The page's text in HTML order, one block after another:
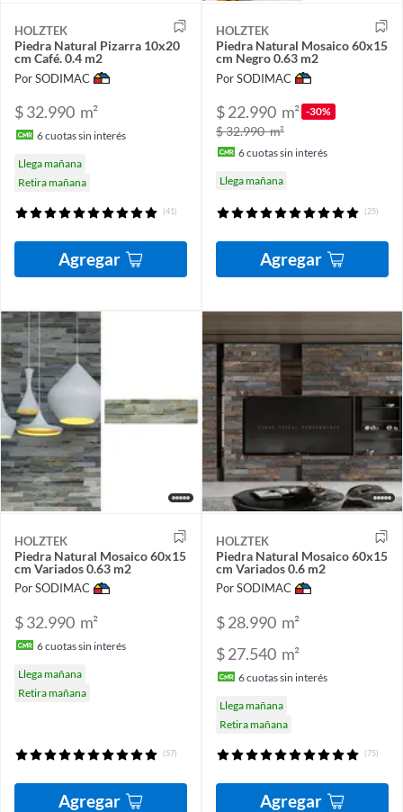
HOLZTEK
Piedra Natural Pizarra 10x20
cm Café. 0.4 m2
Por SODIMAC
$ 32.990 m²
6cuotas sin interés
Llega mañana
Retira mañana
(41)
Agregar
HOLZTEK
Piedra Natural Mosaico 60x15
cm Negro 0.63 m2
Por SODIMAC
$ 22.990 m² -30%
$ 32.990m²
6cuotas sin interés
Llega mañana
(25)
Agregar
HOLZTEK
Piedra Natural Mosaico 60x15
cm Variados 0.63 m2
Por SODIMAC
$ 32.990 m²
6cuotas sin interés
Llega mañana
Retira mañana
(57)
Agregar
HOLZTEK
Piedra Natural Mosaico 60x15
cm Variados 0.6 m2
Por SODIMAC
$ 28.990 m²
$ 27.540 m²
6cuotas sin interés
Llega mañana
Retira mañana
(75)
Agregar